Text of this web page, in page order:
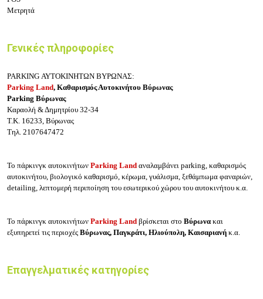
Μετρητά
Γενικές πληροφορίες
PARKING ΑΥΤΟΚΙΝΗΤΩΝ ΒΥΡΩΝΑΣ:
Parking Land, ΚαθαρισμόςΑυτοκινήτου Βύρωνας
Parking Βύρωνας
Καραολή & Δημητρίου 32-34
Τ.Κ. 16233, Βύρωνας
Τηλ. 2107647472
Το πάρκινγκ αυτοκινήτων Parking Land αναλαμβάνει parking, καθαρισμός
αυτοκινήτου, βιολογικό καθαρισμό, κέρωμα, γυάλισμα, ξεθάμπωμα φαναριών,
detailing, λεπτομερή περιποίηση του εσωτερικού χώρου του αυτοκινήτου κ.α.
Το πάρκινγκ αυτοκινήτων Parking Land βρίσκεται στο Βύρωνα και
εξυπηρετεί τις περιοχές Βύρωνας, Παγκράτι, Ηλιούπολη, Καισαριανή κ.α.
Επαγγελματικές κατηγορίες